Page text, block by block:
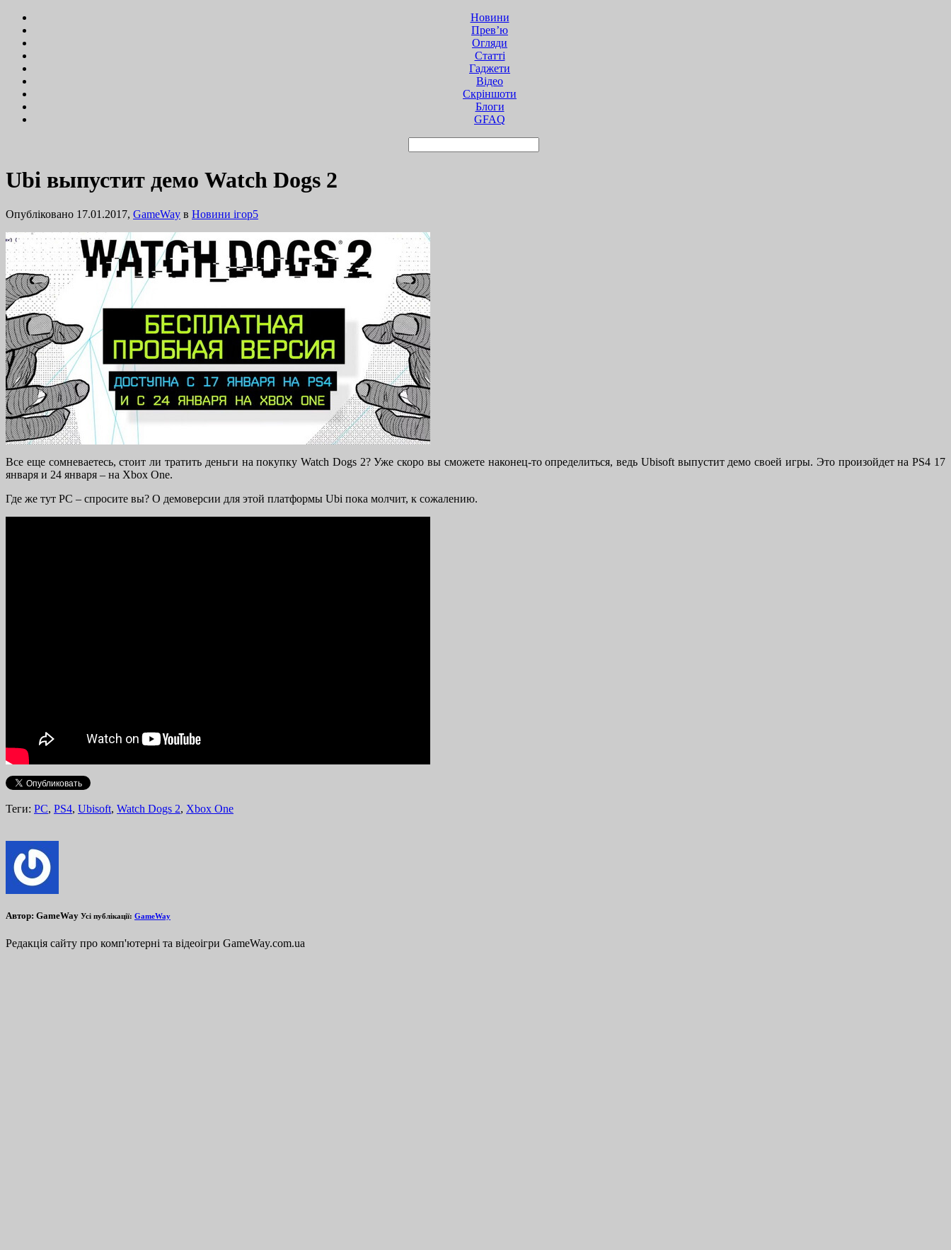
Новини
Прев’ю
Огляди
Статті
Гаджети
Відео
Cкріншоти
Блоги
GFAQ
Ubi выпустит демо Watch Dogs 2
Опубліковано 17.01.2017, GameWay в Новини ігор5
Все еще сомневаетесь, стоит ли тратить деньги на покупку Watch Dogs 2? Уже скоро вы сможете наконец-то определиться, ведь Ubisoft выпустит демо своей игры. Это произойдет на PS4 17
января и 24 января – на Xbox One.
Где же тут PC – спросите вы? О демоверсии для этой платформы Ubi пока молчит, к сожалению.
Теги: PC, PS4, Ubisoft, Watch Dogs 2, Xbox One
Автор: GameWay Усі публікації: GameWay
Редакція сайту про комп'ютерні та відеоігри GameWay.com.ua